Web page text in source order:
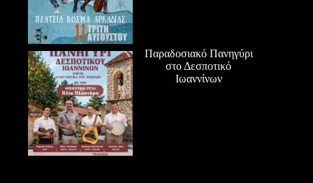
Παραδοσιακό Πανηγύρι
στο Δεσποτικό
Ιωαννίνων